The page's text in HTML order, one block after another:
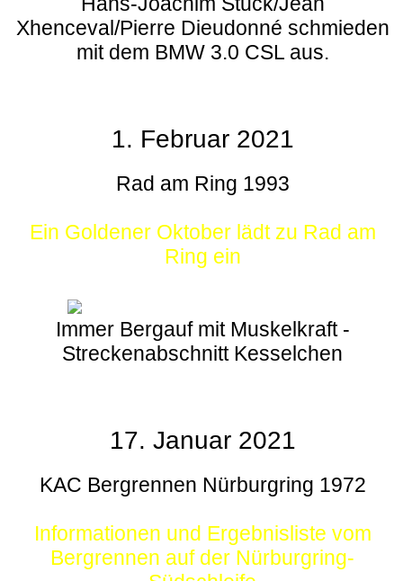
Xhenceval/Pierre Dieudonné schmieden
mit dem BMW 3.0 CSL aus.
1. Februar 2021
Rad am Ring 1993
Ein Goldener Oktober lädt zu Rad am
Ring ein
Immer Bergauf mit Muskelkraft -
Streckenabschnitt Kesselchen
17. Januar 2021
KAC Bergrennen Nürburgring 1972
Informationen und Ergebnisliste vom
Bergrennen auf der Nürburgring-